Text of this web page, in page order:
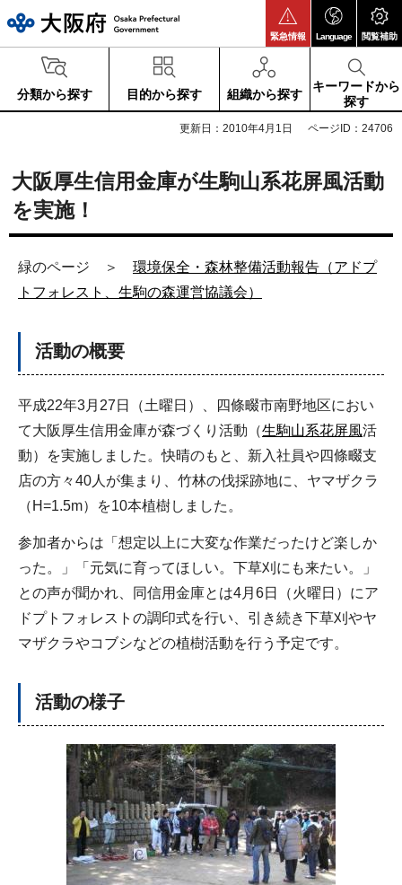
緊急情報 Language 閲覧補助
分類から探す 目的から探す 組織から探す
キーワードから
探す
更新日：2010年4月1日 ページID：24706
大阪厚生信用金庫が生駒山系花屏風活動
を実施！
緑のページ ＞ 環境保全・森林整備活動報告（アドプ
トフォレスト、生駒の森運営協議会）
活動の概要
平成22年3月27日（土曜日）、四條畷市南野地区におい
て大阪厚生信用金庫が森づくり活動（生駒山系花屏風活
動）を実施しました。快晴のもと、新入社員や四條畷支
店の方々40人が集まり、竹林の伐採跡地に、ヤマザクラ
（H=1.5m）を10本植樹しました。
参加者からは「想定以上に大変な作業だったけど楽しか
った。」「元気に育ってほしい。下草刈にも来たい。」
との声が聞かれ、同信用金庫とは4月6日（火曜日）にア
ドプトフォレストの調印式を行い、引き続き下草刈やヤ
マザクラやコブシなどの植樹活動を行う予定です。
活動の様子